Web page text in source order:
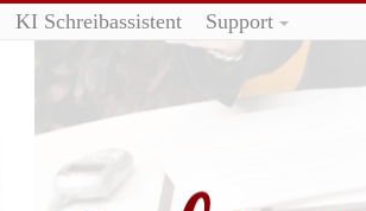
KI Schreibassistent Support